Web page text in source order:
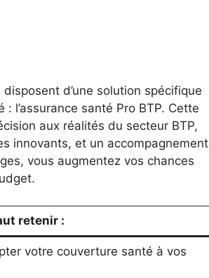
d’une solution spécifique
l’assurance santé Pro BTP. Cette
aux réalités du secteur BTP,
innovants, et un accompagnement
vous augmentez vos chances
retenir :
votre couverture santé à vos